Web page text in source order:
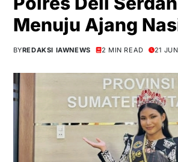
Menuju Ajang
BYREDAKSI IAWNEWS 2 MIN READ 21